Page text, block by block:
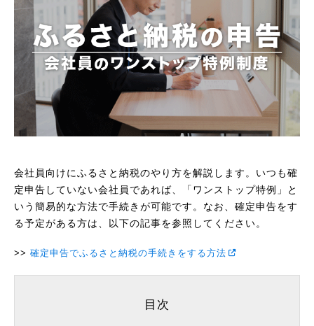
会社員向けにふるさと納税のやり方を解説します。いつも確
定申告していない会社員であれば、「ワンストップ特例」と
いう簡易的な方法で手続きが可能です。なお、確定申告をす
る予定がある方は、以下の記事を参照してください。
確定申告でふるさと納税の手続きをする方法
目次